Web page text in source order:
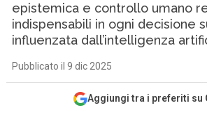
epistemica e controllo umano
indispensabili in ogni decisione
influenzata dall’intelligenza
Pubblicato il 9 dic 2025
Aggiungi tra i preferiti su